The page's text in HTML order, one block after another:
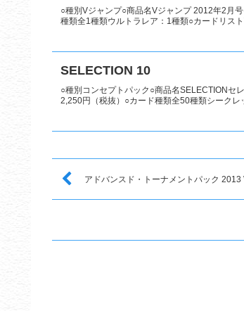
○種別Vジャンプ○商品名Vジャンプ 2012年2月
種類全1種類ウルトラレア：1種類○カードリス
SELECTION 10
○種別コンセプトパック○商品名SELECTIONセ
2,250円（税抜）○カード種類全50種類シーク
アドバンスド・トーナメントパック 2013